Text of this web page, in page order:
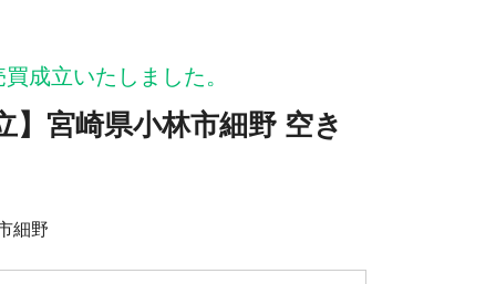
成立いたしました。
】宮崎県小林市細野 空き
細野